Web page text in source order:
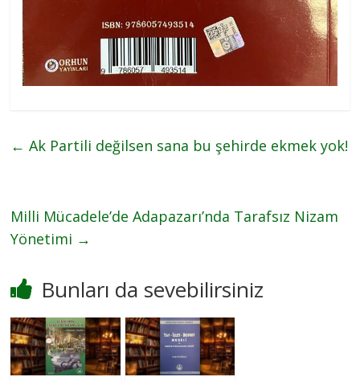
← Ak Partili değilsen sana bu şehirde ekmek yok!
Milli Mücadele’de Adapazarı’nda Tarafsız Nizam
Yönetimi →
Bunları da sevebilirsiniz